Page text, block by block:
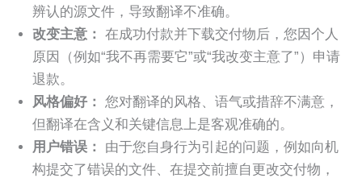
辨认的源文件，导致翻译不准确。
改变主意：
在成功付款并下载交付物后，您因个人
原因（例如“我不再需要它”或“我改变主意了”）申请
退款。
风格偏好：
您对翻译的风格、语气或措辞不满意，
但翻译在含义和关键信息上是客观准确的。
用户错误：
由于您自身行为引起的问题，例如向机
构提交了错误的文件、在提交前擅自更改交付物，